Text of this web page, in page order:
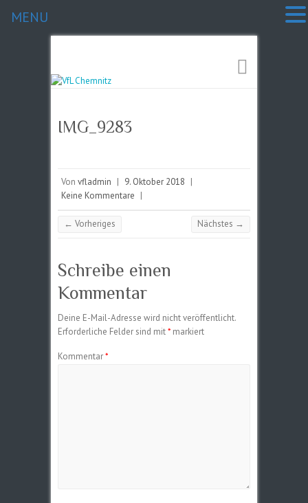
IMG_9283
Von vfladmin | 9. Oktober 2018 |
Keine Kommentare |
← Vorheriges Nächstes →
Schreibe einen
Kommentar
Deine E-Mail-Adresse wird nicht veröffentlicht.
Erforderliche Felder sind mit* markiert
Kommentar*
MENU